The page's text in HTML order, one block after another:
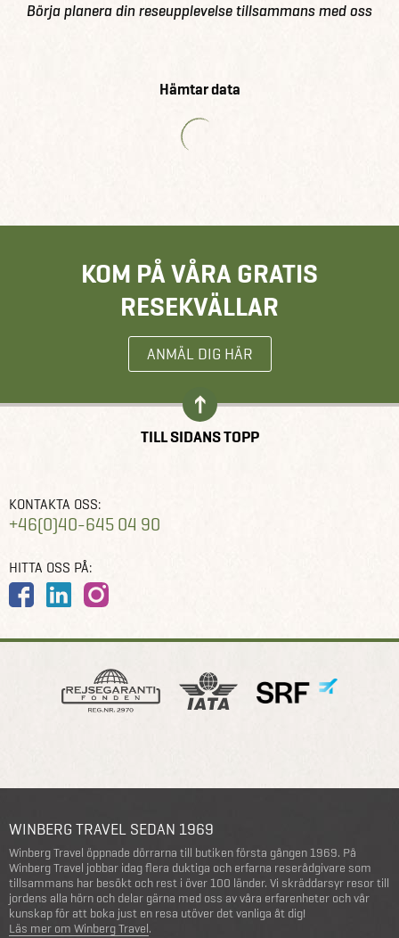
Börja planera din reseupplevelse tillsammans med oss
Hämtar data
KOM PÅ VÅRA GRATIS
RESEKVÄLLAR
ANMÄL DIG HÄR
TILL SIDANS TOPP
KONTAKTA OSS:
+46(0)40-645 04 90
HITTA OSS PÅ:
WINBERG TRAVEL SEDAN 1969
Winberg Travel öppnade dörrarna till butiken första gången 1969. På
Winberg Travel jobbar idag flera duktiga och erfarna reserådgivare som
tillsammans har besökt och rest i över 100 länder. Vi skräddarsyr resor till
jordens alla hörn och delar gärna med oss av våra erfarenheter och vår
kunskap för att boka just en resa utöver det vanliga åt dig!
Läs mer om Winberg Travel.